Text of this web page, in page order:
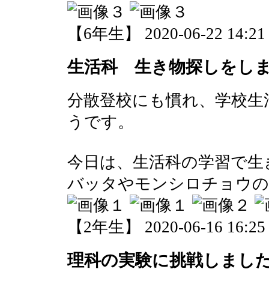
【6年生】 2020-06-22
生活科 生き物探しをし
分散登校にも慣れ、学校
うです。
今日は、生活科の学習で
バッタやモンシロチョウ
【2年生】 2020-06-16
理科の実験に挑戦しまし